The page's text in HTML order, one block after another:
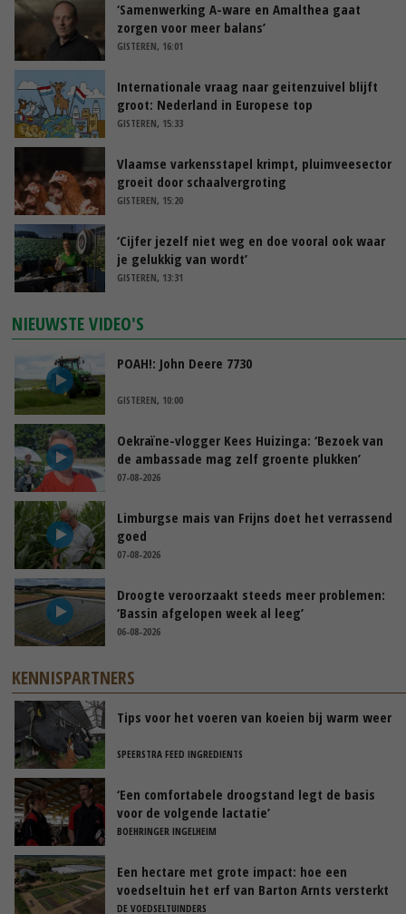
‘Samenwerking A-ware en Amalthea gaat
zorgen voor meer balans’
GISTEREN, 16:01
Internationale vraag naar geitenzuivel blijft
groot: Nederland in Europese top
GISTEREN, 15:33
Vlaamse varkensstapel krimpt, pluimveesector
groeit door schaalvergroting
GISTEREN, 15:20
‘Cijfer jezelf niet weg en doe vooral ook waar
je gelukkig van wordt’
GISTEREN, 13:31
NIEUWSTE VIDEO'S
POAH!: John Deere 7730
GISTEREN, 10:00
Oekraïne-vlogger Kees Huizinga: ‘Bezoek van
de ambassade mag zelf groente plukken’
07-08-2026
Limburgse mais van Frijns doet het verrassend
goed
07-08-2026
Droogte veroorzaakt steeds meer problemen:
‘Bassin afgelopen week al leeg’
06-08-2026
KENNISPARTNERS
Tips voor het voeren van koeien bij warm weer
SPEERSTRA FEED INGREDIENTS
‘Een comfortabele droogstand legt de basis
voor de volgende lactatie’
BOEHRINGER INGELHEIM
Een hectare met grote impact: hoe een
voedseltuin het erf van Barton Arnts versterkt
DE VOEDSELTUINDERS